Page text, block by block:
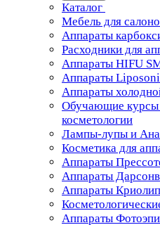
Каталог
Мебель для
Аппараты
Расходники для
Аппараты HIFU
Аппараты
Аппараты
Обучающие курсы
косметологии
Лампы-лупы и
Косметика для
Аппараты
Аппараты
Аппараты
Аппараты